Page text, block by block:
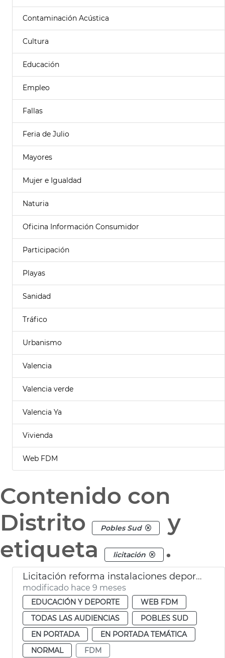
Contaminación Acústica
Cultura
Educación
Empleo
Fallas
Feria de Julio
Mayores
Mujer e Igualdad
Naturia
Oficina Información Consumidor
Participación
Playas
Sanidad
Tráfico
Urbanismo
Valencia
Valencia verde
Valencia Ya
Vivienda
Web FDM
Contenido con
Distrito
Pobles Sud
y
etiqueta
licitación .
Licitación reforma instalaciones deportivas municipales La Torre
modificado hace 9 meses
EDUCACIÓN Y DEPORTE
WEB FDM
TODAS LAS AUDIENCIAS
POBLES SUD
EN PORTADA
EN PORTADA TEMÁTICA
NORMAL
FDM